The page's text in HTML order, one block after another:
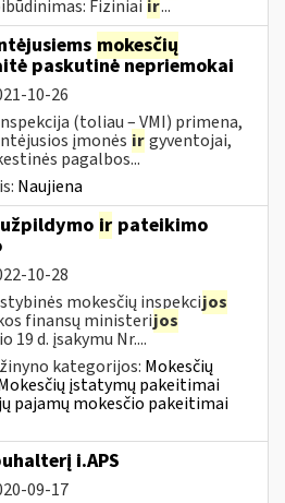
Fiziniai ir...
mokesčių
paskutinė nepriemokai
10-26
(toliau – VMI) primena,
įmonės irgyventojai,
pagalbos...
Naujiena
ir pateikimo
10-28
mokesčių inspekcijos
finansų ministerijos
19 d. įsakymu Nr....
kategorijos: Mokesčių
įstatymų pakeitimai
pajamų mokesčio pakeitimai
i.APS
09-17